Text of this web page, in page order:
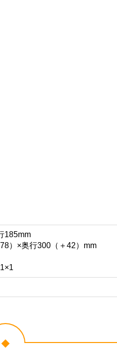
185mm
）×奥行300（＋42）mm